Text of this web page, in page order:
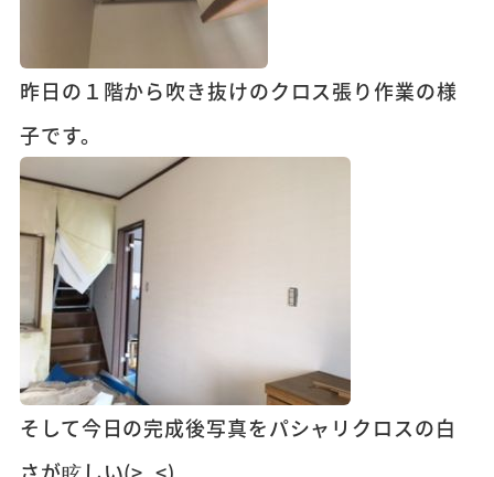
昨日の１階から吹き抜けのクロス張り作業の様
子です。
そして今日の完成後写真をパシャリクロスの白